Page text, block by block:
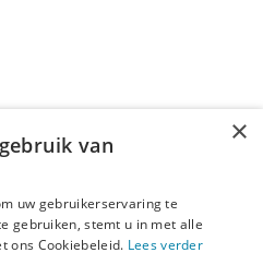
×
van
uw gebruikerservaring te
gebruiken, stemt u in met alle
ons Cookiebeleid. Lees verder